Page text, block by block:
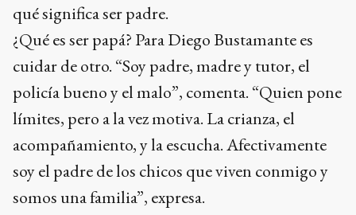
qué significa ser padre.
¿Qué es ser papá? Para Diego Bustamante es
cuidar de otro. “Soy padre, madre y tutor, el
policía bueno y el malo”, comenta. “Quien pone
límites, pero a la vez motiva. La crianza, el
acompañamiento, y la escucha. Afectivamente
soy el padre de los chicos que viven conmigo y
somos una familia”, expresa.